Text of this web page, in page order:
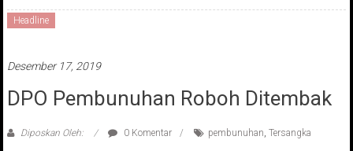
Headline
Desember 17, 2019
DPO Pembunuhan Roboh Ditembak
Diposkan Oleh: 0 Komentar pembunuhan, Tersangka